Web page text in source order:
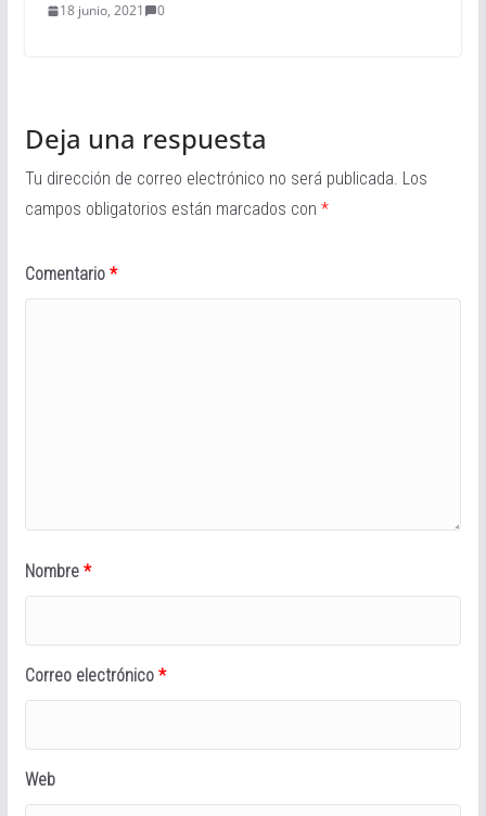
18 junio, 2021 0
Deja una respuesta
Tu dirección de correo electrónico no será publicada. Los
campos obligatorios están marcados con *
Comentario *
Nombre *
Correo electrónico *
Web